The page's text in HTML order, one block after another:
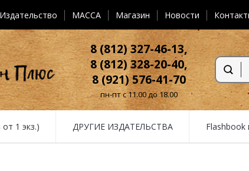
Издательство MACCA Магазин Новости
8 (812) 327-46-13,
8 (812) 328-20-40,
8 (921) 576-41-70
пн-пт с 11.00 до 18.00
1 экз.) ДРУГИЕ ИЗДАТЕЛЬСТВА